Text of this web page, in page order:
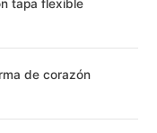
tapa flexible
de corazón